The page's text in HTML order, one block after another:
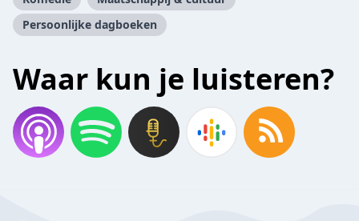
Persoonlijke dagboeken
Waar kun je luisteren?